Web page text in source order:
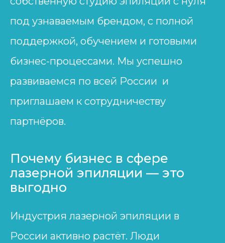
под узнаваемым брендом, с полной
поддержкой, обучением и готовыми
бизнес-процессами. Мы успешно
развиваемся по всей России и
приглашаем к сотрудничеству
партнёров.
Почему бизнес в сфере
лазерной эпиляции — это
выгодно
Индустрия лазерной эпиляции в
России активно растёт. Люди